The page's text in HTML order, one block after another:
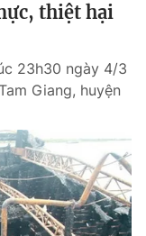
thiệt hại
23h30 ngày 4/3
Giang, huyện